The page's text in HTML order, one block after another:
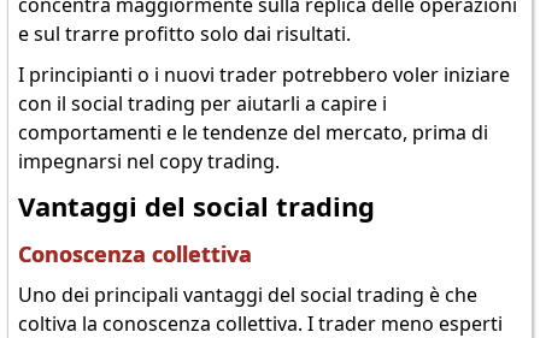
e sul trarre profitto solo dai risultati.
I principianti o i nuovi trader potrebbero voler iniziare
con il social trading per aiutarli a capire i
comportamenti e le tendenze del mercato, prima di
impegnarsi nel copy trading.
Vantaggi del social trading
Conoscenza collettiva
Uno dei principali vantaggi del social trading è che
coltiva la conoscenza collettiva. I trader meno esperti